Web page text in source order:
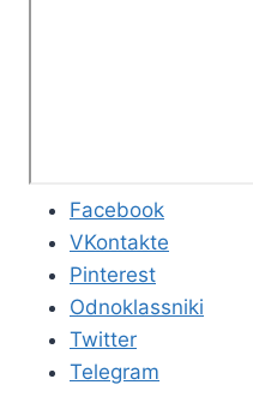
Facebook
VKontakte
Pinterest
Odnoklassniki
Twitter
Telegram